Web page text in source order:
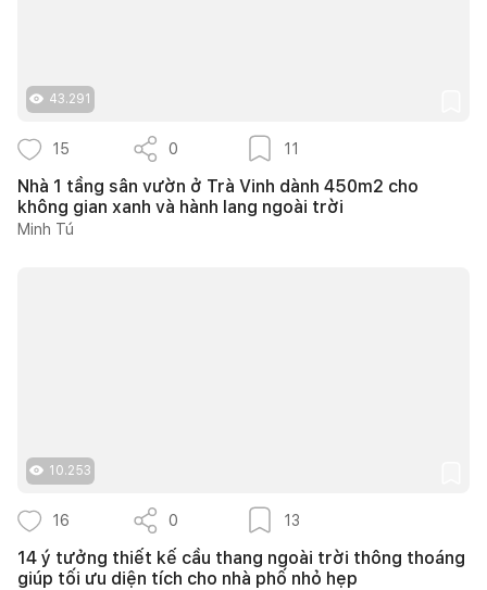
43.291
15 0 11
Nhà 1 tầng sân vườn ở Trà Vinh dành 450m2 cho
không gian xanh và hành lang ngoài trời
Minh Tú
10.253
16 0 13
14 ý tưởng thiết kế cầu thang ngoài trời thông thoáng
giúp tối ưu diện tích cho nhà phố nhỏ hẹp